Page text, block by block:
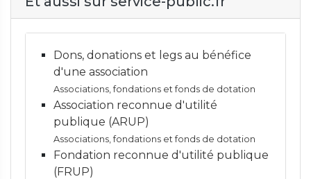
Dons, donations et legs au bénéfice
d'une association
Associations, fondations et fonds de dotation
Association reconnue d'utilité
publique (ARUP)
Associations, fondations et fonds de dotation
Fondation reconnue d'utilité publique
(FRUP)